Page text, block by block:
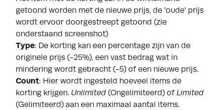
getoond worden met de nieuwe prijs, de 'oude' prijs
wordt ervoor doorgestreept getoond (zie
onderstaand screenshot)
Type: De korting kan een percentage zijn van de
originele prijs (-25%), een vast bedrag wat in
mindering wordt gebracht (-5) of een nieuwe prijs.
Count: Hier wordt ingesteld hoeveel items de
korting krijgen. Unlimited (Ongelimiteerd) of Limited
(Gelimiteerd) aan een maximaal aantal items.